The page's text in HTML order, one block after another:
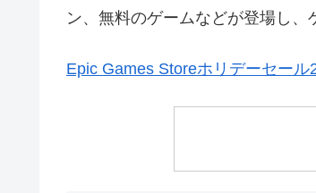
ン、無料のゲームなどが登場し、
Epic Games Storeホリデーセール